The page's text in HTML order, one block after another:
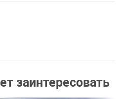
заинтересовать